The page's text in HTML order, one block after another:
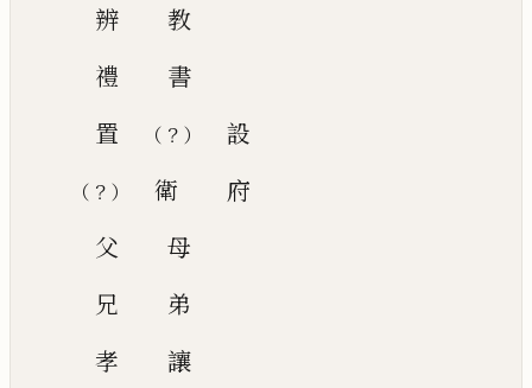
辨
教
禮
書
置
（ ？ ） 設
（ ？ ） 衛
府
父
母
兄
弟
孝
讓